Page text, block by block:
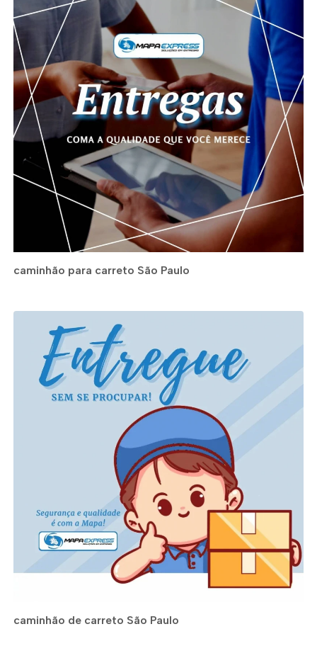
caminhão para carreto São Paulo
caminhão de carreto São Paulo